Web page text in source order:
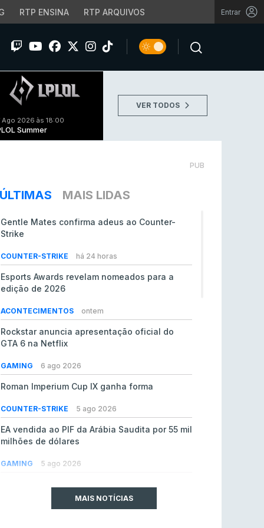
RTP ENSINA RTP ARQUIVOS Entrar
Ago 2026 às 18:00
Summer
VER TODOS
PUB
ÚLTIMAS MAIS LIDAS
Gentle Mates confirma adeus ao Counter-
Strike
COUNTER-STRIKE há 24 horas
Esports Awards revelam nomeados para a
edição de 2026
ACONTECIMENTOS ontem
Rockstar anuncia apresentação oficial do
GTA 6 na Netflix
GAMING 6 ago 2026
Roman Imperium Cup IX ganha forma
COUNTER-STRIKE 5 ago 2026
EA vendida ao PIF da Arábia Saudita por 55 mil
milhões de dólares
GAMING 5 ago 2026
MAIS NOTÍCIAS